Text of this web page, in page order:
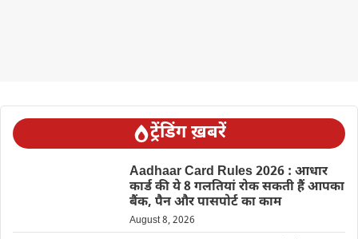
ट्रेंडिंग ख़बरें
Aadhaar Card Rules 2026 : आधार
कार्ड की ये 8 गलतियां रोक सकती हैं आपका
बैंक, पैन और पासपोर्ट का काम
August 8, 2026